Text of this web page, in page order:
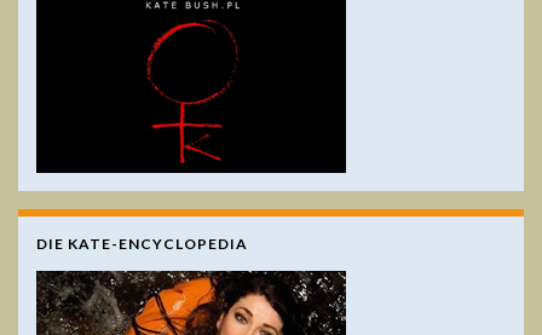
DIE KATE-ENCYCLOPEDIA